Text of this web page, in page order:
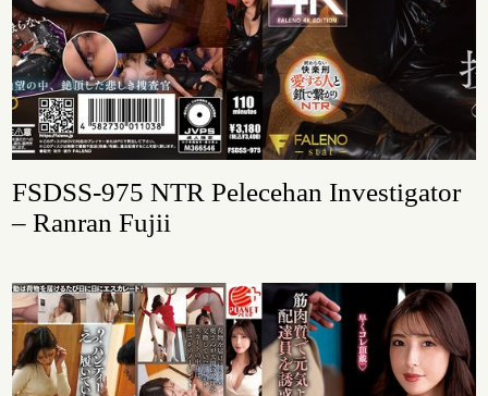
FSDSS-975 NTR Pelecehan Investigator
– Ranran Fujii